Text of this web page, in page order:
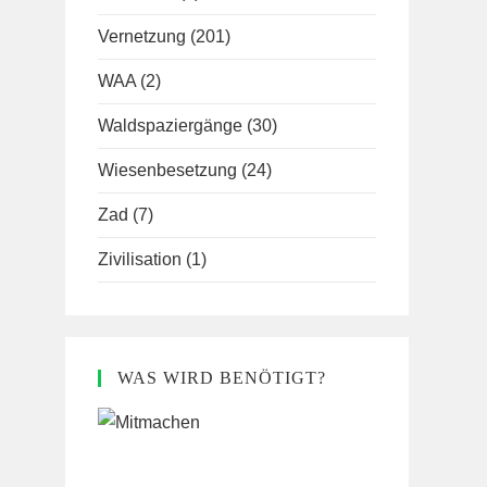
Vernetzung (201)
WAA (2)
Waldspaziergänge (30)
Wiesenbesetzung (24)
Zad (7)
Zivilisation (1)
WAS WIRD BENÖTIGT?